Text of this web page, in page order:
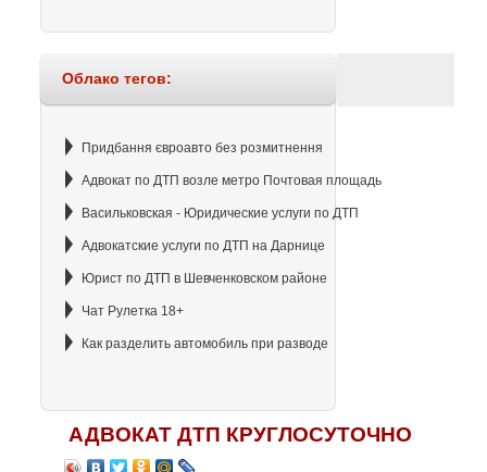
Облако тегов:
Придбання євроавто без розмитнення
Адвокат по ДТП возле метро Почтовая площадь
Васильковская - Юридические услуги по ДТП
Адвокатские услуги по ДТП на Дарнице
Юрист по ДТП в Шевченковском районе
Чат Рулетка 18+
Как разделить автомобиль при разводе
АДВОКАТ ДТП КРУГЛОСУТОЧНО